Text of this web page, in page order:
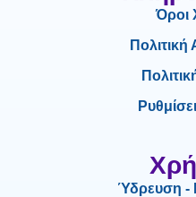
Όροι
Ύδρευση -